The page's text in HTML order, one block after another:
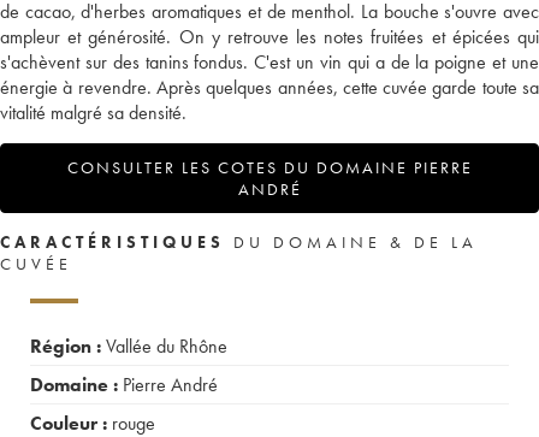
de cacao, d'herbes aromatiques et de menthol. La bouche s'ouvre avec
ampleur et générosité. On y retrouve les notes fruitées et épicées qui
s'achèvent sur des tanins fondus. C'est un vin qui a de la poigne et une
énergie à revendre. Après quelques années, cette cuvée garde toute sa
vitalité malgré sa densité.
CONSULTER LES COTES DU DOMAINE PIERRE
ANDRÉ
CARACTÉRISTIQUES
DU DOMAINE & DE LA
CUVÉE
Région :Vallée du Rhône
Domaine : Pierre André
Couleur : rouge